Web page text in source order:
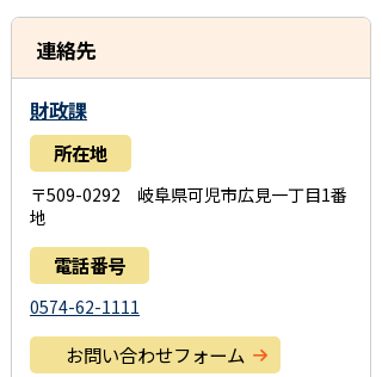
連絡先
財政課
所在地
〒509-0292 岐阜県可児市広見一丁目1番
地
電話番号
0574-62-1111
お問い合わせフォーム